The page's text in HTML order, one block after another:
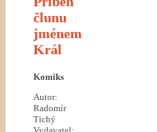
člunu
jménem
Král
Komiks
Autor:
Radomír
Tichý